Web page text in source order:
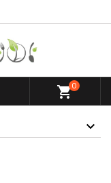
shopping_cart0